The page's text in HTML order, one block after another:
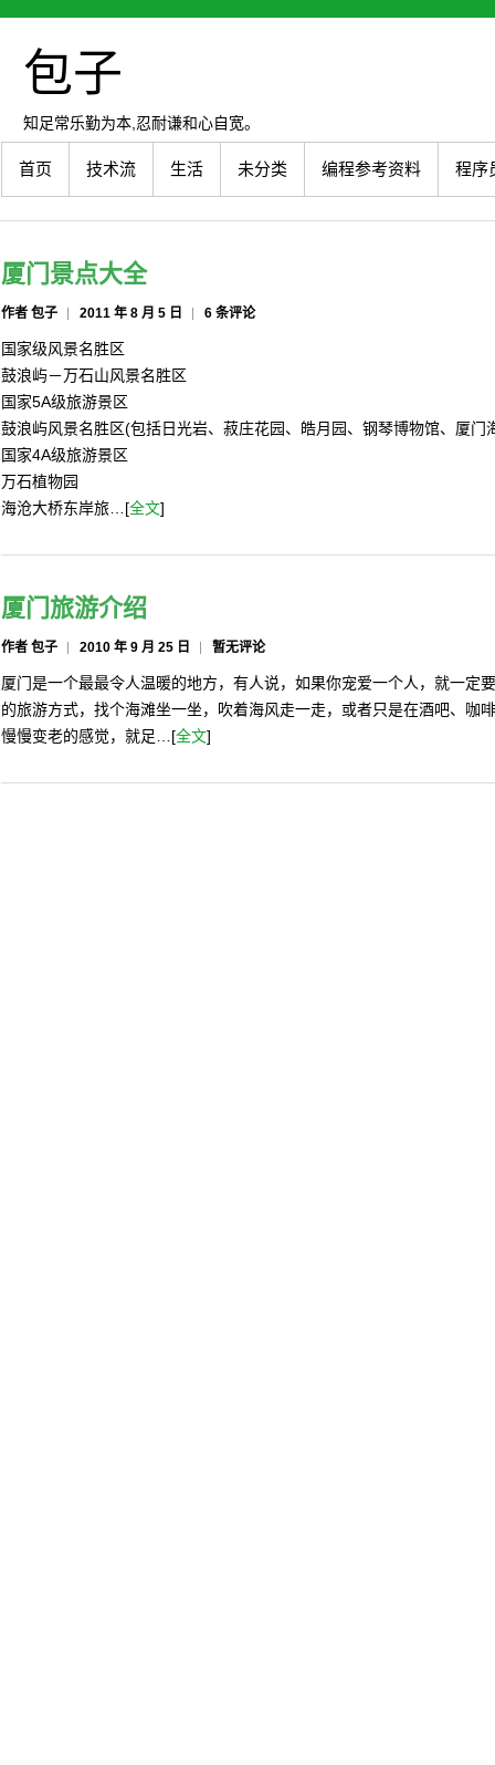
包子
知足常乐勤为本,忍耐谦和心自宽。
首页 技术流 生活 未分类 编程参考资料 程序
厦门景点大全
作者 包子 2011 年 8 月 5 日 6 条评论
国家级风景名胜区
鼓浪屿－万石山风景名胜区
国家5A级旅游景区
鼓浪屿风景名胜区(包括日光岩、菽庄花园、皓月园、钢琴博物馆、厦门
国家4A级旅游景区
万石植物园
海沧大桥东岸旅…[全文]
厦门旅游介绍
作者 包子 2010 年 9 月 25 日 暂无评论
厦门是一个最最令人温暖的地方，有人说，如果你宠爱一个人，就一定
的旅游方式，找个海滩坐一坐，吹着海风走一走，或者只是在酒吧、咖
慢慢变老的感觉，就足…[全文]